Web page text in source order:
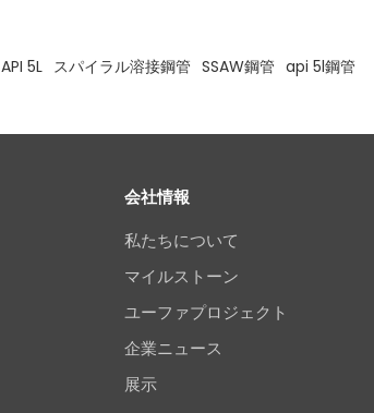
API 5L スパイラル溶接鋼管 SSAW鋼管 api 5l鋼管
会社情報
私たちについて
マイルストーン
ユーファプロジェクト
企業ニュース
展示